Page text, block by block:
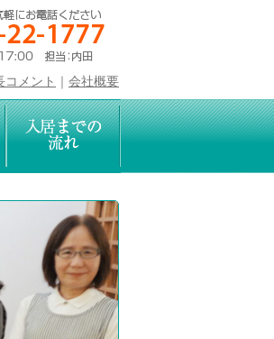
コメント ｜ 会社概要